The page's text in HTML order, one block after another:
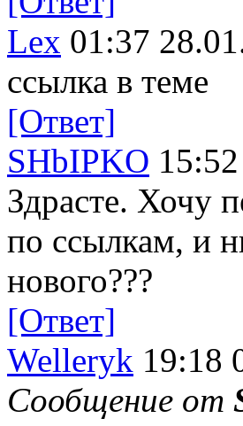
Lex 01:37
ссылка в теме
[Ответ]
SHbIPKO
Здрасте. Хочу
по ссылкам, и
нового???
[Ответ]
Welleryk 19:18
Сообщение от